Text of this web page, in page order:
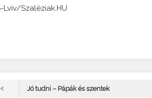
Lviv/Szaléziak.HU
< Jó tudni – Pápák és szentek